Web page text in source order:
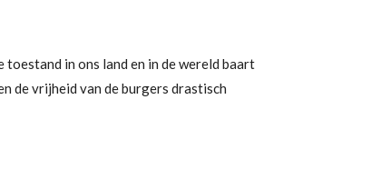
toestand in ons land en in de wereld baart
de vrijheid van de burgers drastisch